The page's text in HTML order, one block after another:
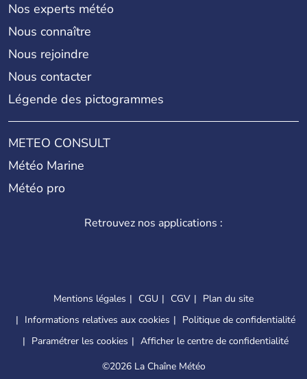
Nos experts météo
Nous connaître
Nous rejoindre
Nous contacter
Légende des pictogrammes
METEO CONSULT
Météo Marine
Météo pro
Retrouvez nos applications :
Mentions légales CGU CGV
Plan du site
Informations relatives aux cookies
Politique de confidentialité
Paramétrer les cookies
Afficher le centre de confidentialité
©2026 La Chaîne Météo